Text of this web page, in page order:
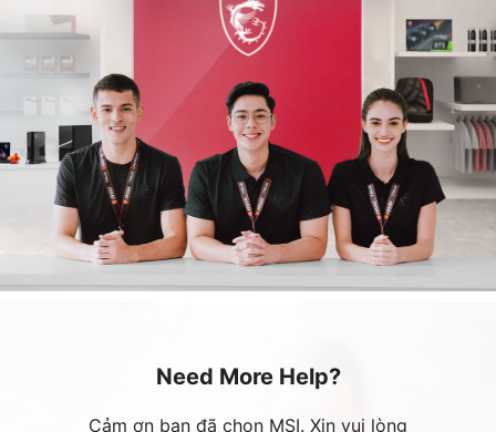
Need More Help?
Cảm ơn bạn đã chọn MSI. Xin vui lòng